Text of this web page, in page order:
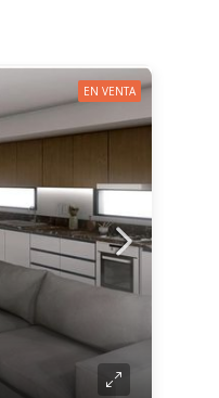
EN VENTA